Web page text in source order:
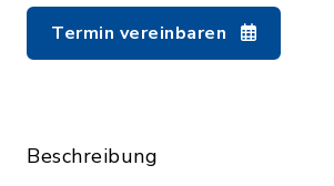
Termin vereinbaren
Beschreibung